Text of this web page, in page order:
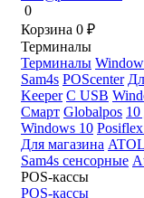
0
Корзина 0 ₽
Терминалы
Терминалы
Sam4s POScenter
Keeper С USB
Смарт Globalpos
Windows 10 Posiflex
Для магазина ATOL
Sam4s сенсорные
POS-кассы
POS-кассы